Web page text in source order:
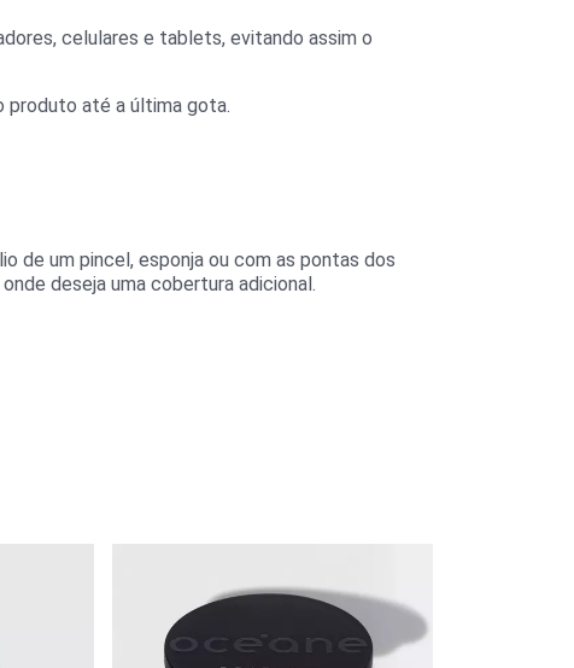
celulares e tablets, evitando assim o
produto até a última gota.
de um pincel, esponja ou com as pontas dos
deseja uma cobertura adicional.